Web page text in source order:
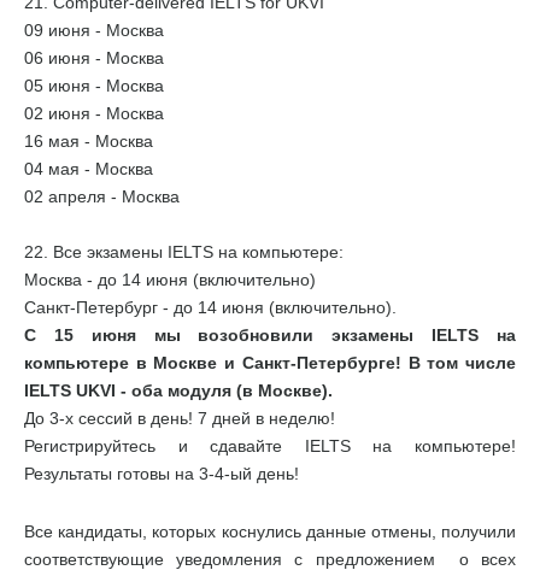
09 июня - Москва
06 июня - Москва
05 июня - Москва
02 июня - Москва
16 мая - Москва
04 мая - Москва
02 апреля - Москва
22. Все экзамены IELTS на компьютере:
Москва - до 14 июня (включительно)
Санкт-Петербург - до 14 июня (включительно).
С 15 июня мы возобновили экзамены IELTS на
компьютере в Москве и Санкт-Петербурге! В том числе
IELTS UKVI - оба модуля (в Москве).
До 3-х сессий в день! 7 дней в неделю!
Регистрируйтесь и сдавайте IELTS на компьютере!
Результаты готовы на 3-4-ый день!
Все кандидаты, которых коснулись данные отмены, получили
соответствующие уведомления с предложением о всех